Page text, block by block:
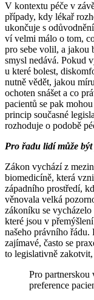
V kontextu péče v
případy, kdy lékař
ukončuje s
ví velmi málo o tom,
pro sebe volil, a jakou
smysl nedává. Pokud
u které bolest,
nutně vědět, jakou
ochoten snášet a co
pacientů se pak
princip současné
rozhoduje o podobě
Pro řadu lidí může být
Zákon vychází z
biomedicíně, která
západního prostředí,
věnovala velká
zákoníku se vycházelo
které jsou v
našeho právního řádu.
zajímavé, často se
to legislativně
Pro partnerskou
preference